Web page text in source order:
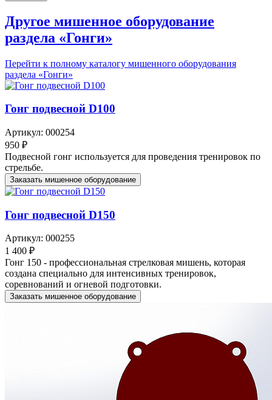
Другое мишенное оборудование
раздела «Гонги»
Перейти к полному каталогу мишенного оборудования
раздела «Гонги»
Гонг подвесной D100
Артикул: 000254
950 ₽
Подвесной гонг используется для проведения тренировок по
стрельбе.
Заказать мишенное оборудование
Гонг подвесной D150
Артикул: 000255
1 400 ₽
Гонг 150 - профессиональная стрелковая мишень, которая
создана специально для интенсивных тренировок,
соревнований и огневой подготовки.
Заказать мишенное оборудование